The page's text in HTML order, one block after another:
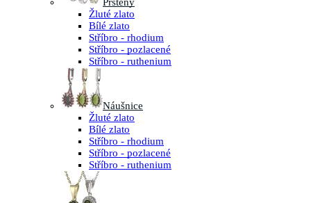
Žluté zlato
Bílé zlato
Stříbro - rhodium
Stříbro - pozlacené
Stříbro - ruthenium
Náušnice
Žluté zlato
Bílé zlato
Stříbro - rhodium
Stříbro - pozlacené
Stříbro - ruthenium